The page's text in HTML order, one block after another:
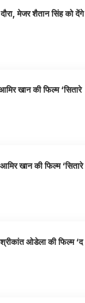
मेजर शैतान सिंह को देंगे
खान की फिल्म ‘सितारे
खान की फिल्म ‘सितारे
ओडेला की फिल्म ‘द